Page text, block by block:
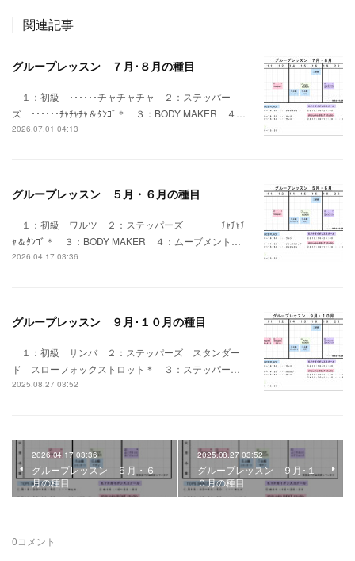
関連記事
グループレッスン ７月･８月の種目
１：初級 ･･････チャチャチャ ２：ステッパー
ズ ･･････ﾁｬﾁｬﾁｬ＆ﾀﾝｺﾞ＊ ３：BODY MAKER ４…
2026.07.01 04:13
グループレッスン ５月・６月の種目
１：初級 ワルツ ２：ステッパーズ ･･････ﾁｬﾁｬﾁ
ｬ＆ﾀﾝｺﾞ＊ ３：BODY MAKER ４：ムーブメント…
2026.04.17 03:36
グループレッスン ９月･１０月の種目
１：初級 サンバ ２：ステッパーズ スタンダー
ド スローフォックストロット＊ ３：ステッパー…
2025.08.27 03:52
2026.04.17 03:36
グループレッスン ５月・６
月の種目
2025.08.27 03:52
グループレッスン ９月･１
０月の種目
0コメント